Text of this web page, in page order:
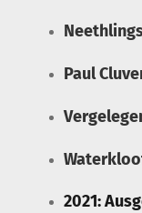
Paul
2021: